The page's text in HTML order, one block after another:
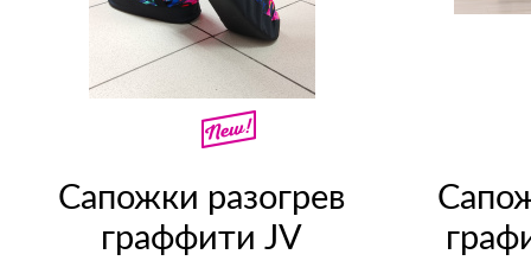
Сапожки разогрев
граффити JV